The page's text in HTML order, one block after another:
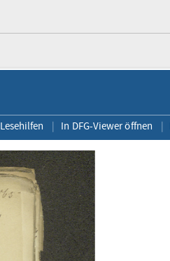
Lesehilfen In DFG-Viewer öffnen